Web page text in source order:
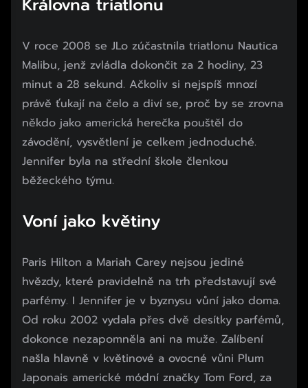
V roce 2008 se JLo zúčastnila triatlonu Nautica
Malibu, jenž zvládla dokončit za 2 hodiny, 23
minut a 28 sekund. Ačkoliv si nejspíš mnozí
právě ťukají na čelo a diví se, proč by se zrovna
někdo jako americká herečka pouštěl do
závodění, vysvětlení je celkem jednoduché.
Jennifer byla na střední škole členkou
běžeckého týmu.
Voní jako květiny
Paris Hilton a Mariah Carey nejsou jediné
hvězdy, které pravidelně na trh představují své
parfémy. I Jennifer je v byznysu vůní jako doma.
Od roku 2002 vydala přes dvě desítky parfémů,
dokonce nezapomněla ani na muže. Zalíbení
našla hlavně v květinové a ovocné vůni Plum
Japonais americké módní značky Tom Ford, za